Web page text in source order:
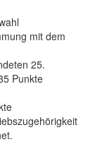
mit dem
25.
Punkte